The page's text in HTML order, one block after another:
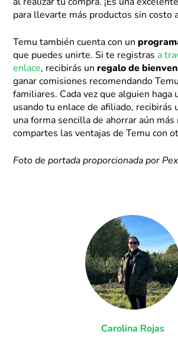
al realizar tu compra. ¡Es una
para llevarte más productos sin costo
Temu también cuenta con un
que puedes unirte. Si te registras a
enlace, recibirás un regalo de
ganar comisiones recomendando
familiares. Cada vez que alguien haga
usando tu enlace de afiliado, recibirás
una forma sencilla de ahorrar aún más
compartes las ventajas de Temu con
Foto de portada proporcionada por
Carolina Rojas